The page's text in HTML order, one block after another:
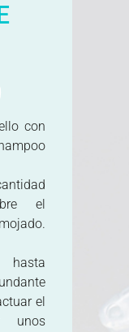
con
el
hasta
el
unos